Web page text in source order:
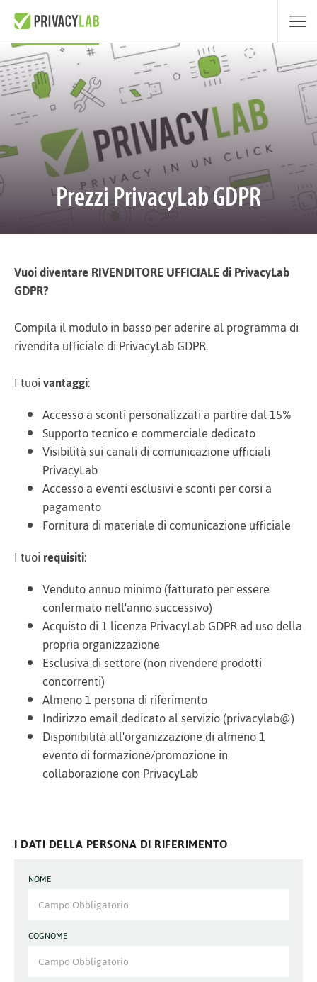
Prezzi PrivacyLab GDPR
Vuoi diventare RIVENDITORE UFFICIALE di PrivacyLab
GDPR?
Compila il modulo in basso per aderire al programma di
rivendita ufficiale di PrivacyLab GDPR.
I tuoivantaggi:
Accesso a sconti personalizzati a partire dal 15%
Supporto tecnico e commerciale dedicato
Visibilità sui canali di comunicazione ufficiali
PrivacyLab
Accesso a eventi esclusivi e sconti per corsi a
pagamento
Fornitura di materiale di comunicazione ufficiale
I tuoirequisiti:
Venduto annuo minimo (fatturato per essere
confermato nell'anno successivo)
Acquisto di 1 licenza PrivacyLab GDPR ad uso della
propria organizzazione
Esclusiva di settore (non rivendere prodotti
concorrenti)
Almeno 1 persona di riferimento
Indirizzo email dedicato al servizio (privacylab@)
Disponibilità all'organizzazione di almeno 1
evento di formazione/promozione in
collaborazione con PrivacyLab
I DATI DELLA PERSONA DI RIFERIMENTO
NOME
COGNOME